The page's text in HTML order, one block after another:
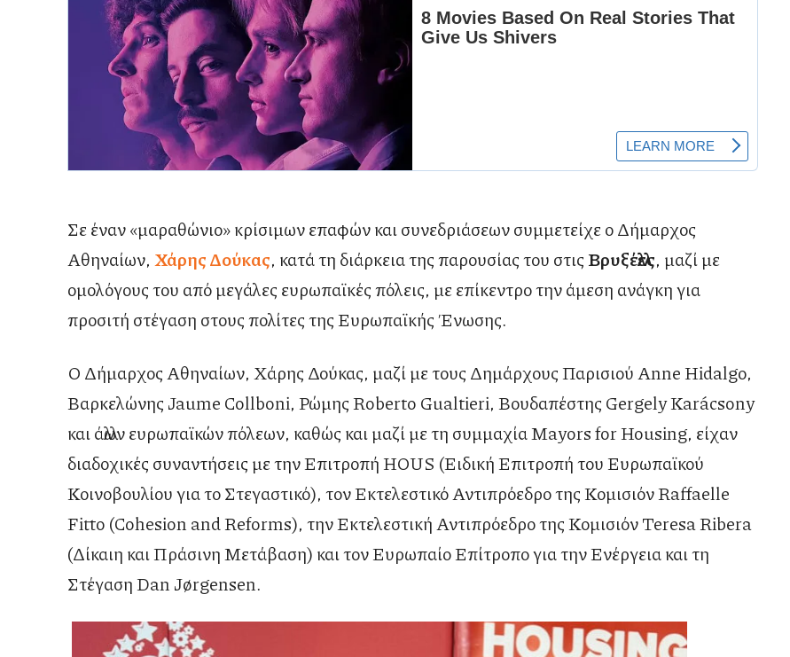
Σε έναν «μαραθώνιο» κρίσιμων επαφών και συνεδριάσεων συμμετείχε ο Δήμαρχος
Αθηναίων, Χάρης Δούκας, κατά τη διάρκεια της παρουσίας του στις Βρυξέλλες, μαζί με
ομολόγους του από μεγάλες ευρωπαϊκές πόλεις, με επίκεντρο την άμεση ανάγκη για
προσιτή στέγαση στους πολίτες της Ευρωπαϊκής Ένωσης.
Ο Δήμαρχος Αθηναίων, Χάρης Δούκας, μαζί με τους Δημάρχους Παρισιού Anne Hidalgo,
Βαρκελώνης Jaume Collboni, Ρώμης Roberto Gualtieri, Βουδαπέστης Gergely Karácsony
και άλλων ευρωπαϊκών πόλεων, καθώς και μαζί με τη συμμαχία Mayors for Housing, είχαν
διαδοχικές συναντήσεις με την Επιτροπή HOUS (Ειδική Επιτροπή του Ευρωπαϊκού
Κοινοβουλίου για το Στεγαστικό), τον Εκτελεστικό Αντιπρόεδρο της Κομισιόν Raffaelle
Fitto (Cohesion and Reforms), την Εκτελεστική Αντιπρόεδρο της Κομισιόν Teresa Ribera
(Δίκαιη και Πράσινη Μετάβαση) και τον Ευρωπαίο Επίτροπο για την Ενέργεια και τη
Στέγαση Dan Jørgensen.